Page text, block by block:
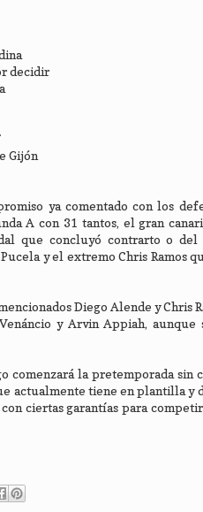
decidir
Gijón
ya comentado con los
A con 31 tantos, el gran
que concluyó contrarto o
y el extremo Chris Ramos
Diego Alende y Chris
y Arvin Appiah,
comenzará la pretemporada sin
actualmente tiene en plantilla y
ciertas garantías para